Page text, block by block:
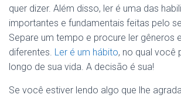
quer dizer. Além disso, ler é uma das
importantes e fundamentais feitas pelo
Separe um tempo e procure ler gêneros
diferentes. Ler é um hábito, no qual você
longo de sua vida. A decisão é sua!
Se você estiver lendo algo que lhe